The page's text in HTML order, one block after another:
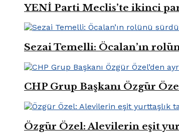
YENİ Parti Meclis’te ikinci
Sezai Temelli: Öcalan’ın
CHP Grup Başkanı Özgür
Özgür Özel: Alevilerin eşit